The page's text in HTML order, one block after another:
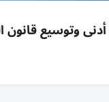
وتوسيع قانون